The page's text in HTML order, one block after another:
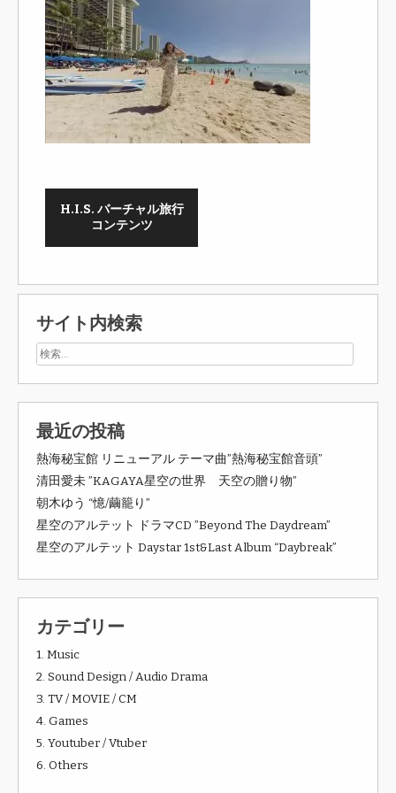
H.I.S. バーチャル旅行
コンテンツ
サイト内検索
最近の投稿
熱海秘宝館 リニューアル テーマ曲”熱海秘宝館音頭”
清田愛未 ”KAGAYA星空の世界 天空の贈り物”
朝木ゆう “憶/繭籠り”
星空のアルテット ドラマCD ”Beyond The Daydream”
星空のアルテット Daystar 1st&Last Album “Daybreak”
カテゴリー
1. Music
2. Sound Design / Audio Drama
3. TV / MOVIE / CM
4. Games
5. Youtuber / Vtuber
6. Others